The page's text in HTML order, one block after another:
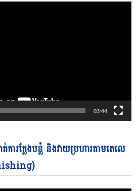
03:44
ការក្លែងបន្លំ និងវាយប្រហារតាមតេលេ